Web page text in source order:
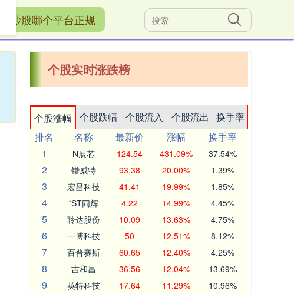
资炒股哪个平台正规
个股实时涨跌榜
个股涨幅 个股跌幅 个股流入 个股流出
换手率
排名
名称 最新价 涨幅
换手率
1
N展芯 124.54 431.09% 37.54%
2 锴威特 93.38 20.00% 1.39%
3 宏昌科技 41.41 19.99% 1.85%
4 *ST同辉 4.22 14.99% 4.45%
5 聆达股份 10.09 13.63% 4.75%
6 一博科技 50 12.51% 8.12%
7 百普赛斯 60.65 12.40% 4.25%
8 吉和昌 36.56 12.04% 13.69%
9 英特科技 17.64 11.29% 10.96%